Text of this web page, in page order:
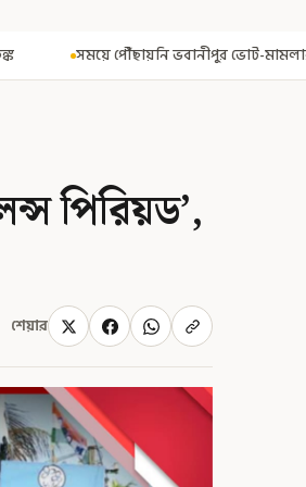
ভোট-মামলার নথি! রেজিস্ট্রার জেনারেলের কাছে
পিরিয়ড’,
শেয়ার